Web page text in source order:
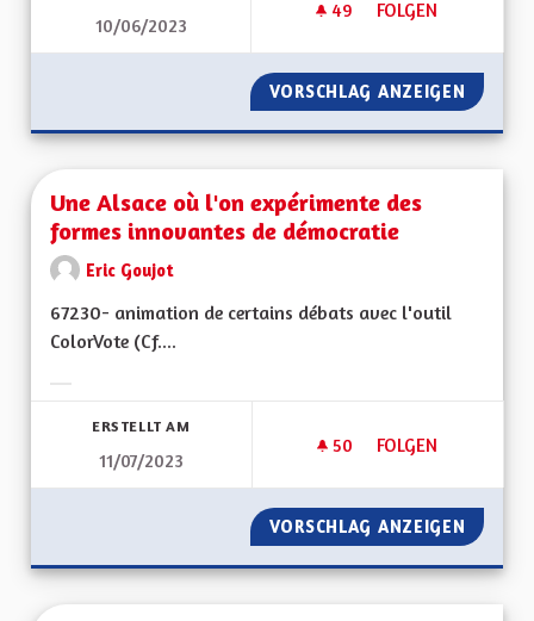
10/06/2023
49 49 FOLLOWER
FOLGEN
UNE ALSACE PLUS
VORSCHLAG ANZEIGEN UNE
Une Alsace où l'on expérimente des
formes innovantes de démocratie
Eric Goujot
67230- animation de certains débats avec l'outil
ColorVote (Cf....
ERSTELLT AM
11/07/2023
50 50 FOLLOWER
FOLGEN
UNE ALSACE OÙ
VORSCHLAG ANZEIGEN UNE